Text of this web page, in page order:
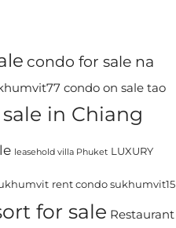
condo for sale na
condo on sale tao
in Chiang
leasehold villa Phuket LUXURY
rent condo sukhumvit15
for sale Restaurant